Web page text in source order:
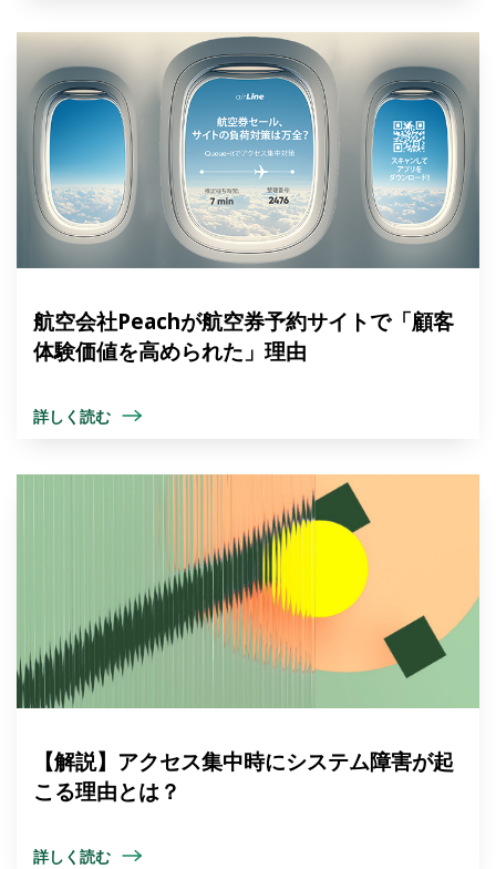
航空会社Peachが航空券予約サイトで「顧客
体験価値を高められた」理由
詳しく読む
【解説】アクセス集中時にシステム障害が起
こる理由とは？
詳しく読む